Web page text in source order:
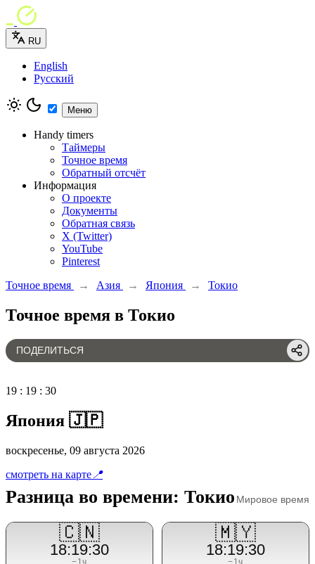
RU
English
Русский
Меню
Handy timers
Таймеры
Точное время
Обратный отсчёт
Информация
О проекте
Документы
Обратная связь
X (Twitter)
YouTube
Pinterest
Точное время
→ Азия → Япония → Токио
Точное время в Токио
ПОДЕЛИТЬСЯ
19 : 19 : 30
Япония 🇯🇵
воскресенье, 09 августа 2026
смотреть на карте 📍
Разница во времени: Токио Мировое время
🇨🇳
18:19:30
−1ч
🇲🇾
18:19:30
−1ч